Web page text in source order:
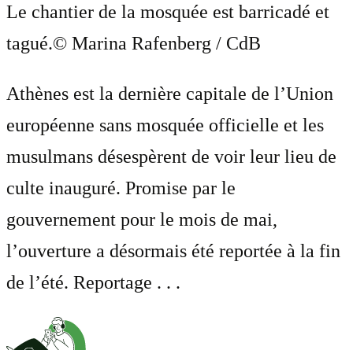
Le chantier de la mosquée est barricadé et
tagué.© Marina Rafenberg / CdB
Athènes est la dernière capitale de l’Union
européenne sans mosquée officielle et les
musulmans désespèrent de voir leur lieu de
culte inauguré. Promise par le
gouvernement pour le mois de mai,
l’ouverture a désormais été reportée à la fin
de l’été. Reportage . . .